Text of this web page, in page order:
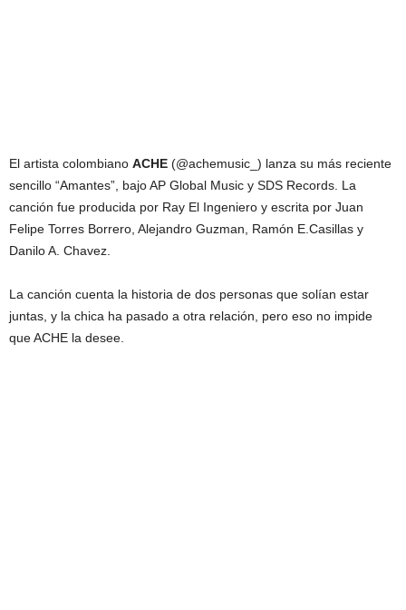
El artista colombiano ACHE (@achemusic_) lanza su más reciente
sencillo “Amantes”, bajo AP Global Music y SDS Records. La
canción fue producida por Ray El Ingeniero y escrita por Juan
Felipe Torres Borrero, Alejandro Guzman, Ramón E.Casillas y
Danilo A. Chavez.
La canción cuenta la historia de dos personas que solían estar
juntas, y la chica ha pasado a otra relación, pero eso no impide
que ACHE la desee.